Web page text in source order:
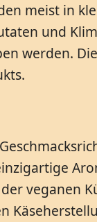
meist in
und
werden.
veganen